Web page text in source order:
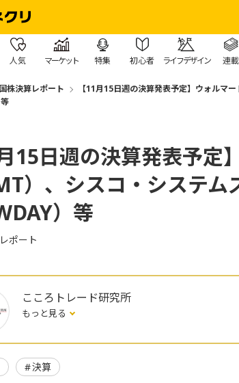
人気 マーケット 特集 初心者 ライフデザイン 連載
株決算レポート
【11月15日週の決算発表予定】ウォルマ
月15日週の決算発表予定
）、シスコ・システ
）等
ポート
こころトレード研究所
もっと見る
決算